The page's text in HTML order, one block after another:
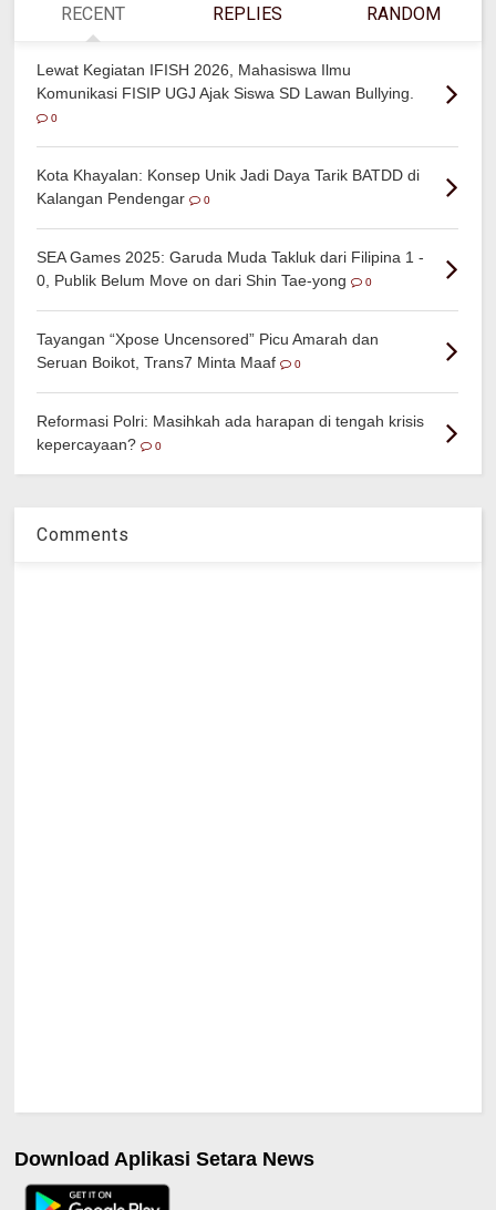
RECENT REPLIES RANDOM
Lewat Kegiatan IFISH 2026, Mahasiswa Ilmu
Komunikasi FISIP UGJ Ajak Siswa SD Lawan Bullying.
0
Kota Khayalan: Konsep Unik Jadi Daya Tarik BATDD di
Kalangan Pendengar
0
SEA Games 2025: Garuda Muda Takluk dari Filipina 1 -
0, Publik Belum Move on dari Shin Tae-yong
0
Tayangan “Xpose Uncensored” Picu Amarah dan
Seruan Boikot, Trans7 Minta Maaf
0
Reformasi Polri: Masihkah ada harapan di tengah krisis
kepercayaan?
0
Comments
Download Aplikasi Setara News